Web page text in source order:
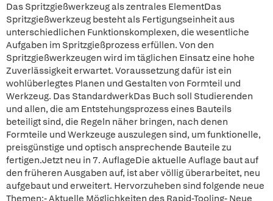
Das Spritzgießwerkzeug als zentrales ElementDas
Spritzgießwerkzeug besteht als Fertigungseinheit aus
unterschiedlichen Funktionskomplexen, die wesentliche
Aufgaben im Spritzgießprozess erfüllen. Von den
Spritzgießwerkzeugen wird im täglichen Einsatz eine hohe
Zuverlässigkeit erwartet. Voraussetzung dafür ist ein
wohlüberlegtes Planen und Gestalten von Formteil und
Werkzeug. Das StandardwerkDas Buch soll Studierenden
und allen, die am Entstehungsprozess eines Bauteils
beteiligt sind, die Regeln näher bringen, nach denen
Formteile und Werkzeuge auszulegen sind, um funktionelle,
preisgünstige und optisch ansprechende Bauteile zu
fertigen.Jetzt neu in 7. AuflageDie aktuelle Auflage baut auf
den früheren Ausgaben auf, ist aber völlig überarbeitet, neu
aufgebaut und erweitert. Hervorzuheben sind folgende neue
Themen:- Aktuelle Möglichkeiten des Rapid-Tooling- Neue